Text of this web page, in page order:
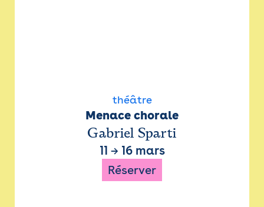
théâtre
Menace chorale
Gabriel Sparti
11 → 16 mars
Réserver